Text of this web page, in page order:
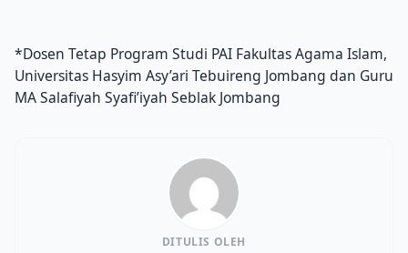
*Dosen Tetap Program Studi PAI Fakultas Agama Islam,
Universitas Hasyim Asy’ari Tebuireng Jombang dan Guru
MA Salafiyah Syafi’iyah Seblak Jombang
DITULIS OLEH